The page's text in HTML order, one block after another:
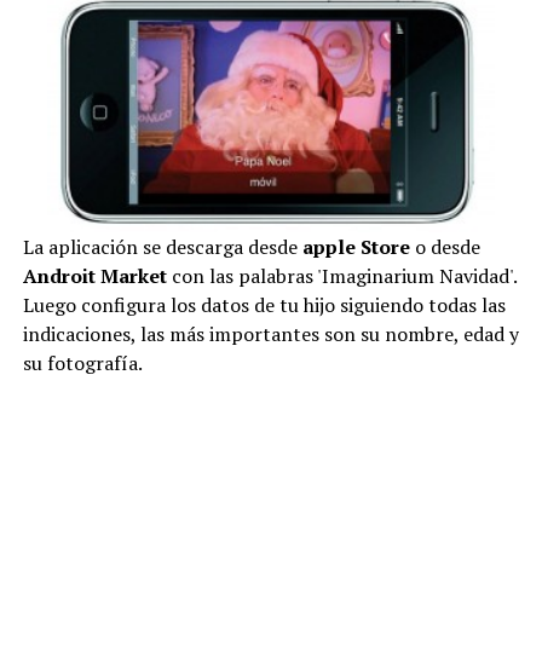
La aplicación se descarga desde apple Store o desde
Androit Marketcon las palabras 'Imaginarium Navidad'.
Luego configura los datos de tu hijo siguiendo todas las
indicaciones, las más importantes son su nombre, edad y
su fotografía.